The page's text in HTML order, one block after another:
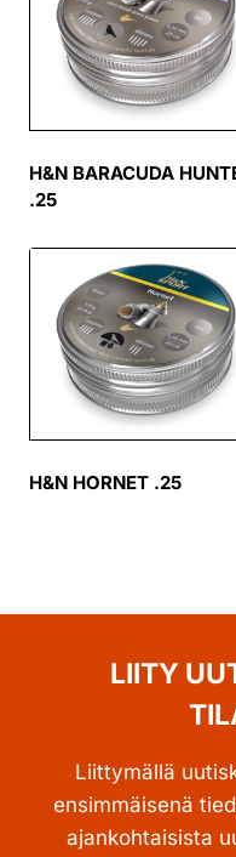
H&N BARACUDA
.25
H&N HORNET .25
LIITY
Liittymällä
ensimmäisenä
ajankohtaisista